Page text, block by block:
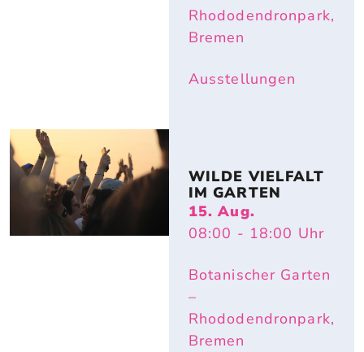
Rhododendronpark,
Bremen
Ausstellungen
WILDE VIELFALT
IM GARTEN
15. Aug.
08:00 - 18:00 Uhr
Botanischer Garten
–
Rhododendronpark,
Bremen